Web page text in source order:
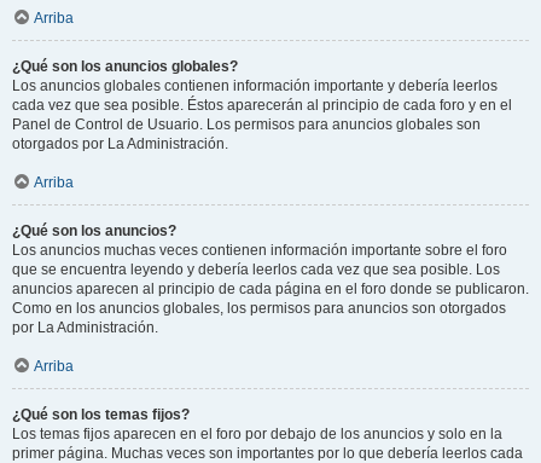
Arriba
¿Qué son los anuncios globales?
Los anuncios globales contienen información importante y debería leerlos
cada vez que sea posible. Éstos aparecerán al principio de cada foro y en el
Panel de Control de Usuario. Los permisos para anuncios globales son
otorgados por La Administración.
Arriba
¿Qué son los anuncios?
Los anuncios muchas veces contienen información importante sobre el foro
que se encuentra leyendo y debería leerlos cada vez que sea posible. Los
anuncios aparecen al principio de cada página en el foro donde se publicaron.
Como en los anuncios globales, los permisos para anuncios son otorgados
por La Administración.
Arriba
¿Qué son los temas fijos?
Los temas fijos aparecen en el foro por debajo de los anuncios y solo en la
primer página. Muchas veces son importantes por lo que debería leerlos cada